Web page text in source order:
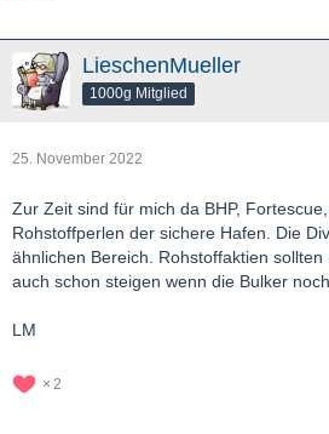
LieschenMueller
1000g Mitglied
25. November 2022
Zur Zeit sind für mich da BHP,
Rohstoffperlen der sichere Hafen. Die
ähnlichen Bereich. Rohstoffaktien
auch schon steigen wenn die Bulker
LM
2